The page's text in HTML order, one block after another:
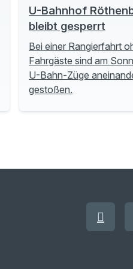
U-Bahnhof
bleibt gesperrt
Bei einer Rangierfahrt
Fahrgäste sind am
U-Bahn-Züge
gestoßen.